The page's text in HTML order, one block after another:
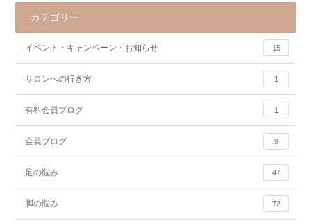
カテゴリー
イベント・キャンペーン・お知らせ 15
サロンへの行き方 1
有料会員ブログ 1
会員ブログ 9
足の悩み 47
脚の悩み 72